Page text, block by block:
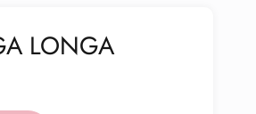
LONGA